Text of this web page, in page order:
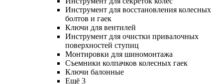
Инструмент для восстановления колесных
болтов и гаек
Ключи для вентилей
Инструмент для очистки привалочных
поверхностей ступиц
Монтировки для шиномонтажа
Съемники колпачков колесных гаек
Ключи балонные
Ещё 3